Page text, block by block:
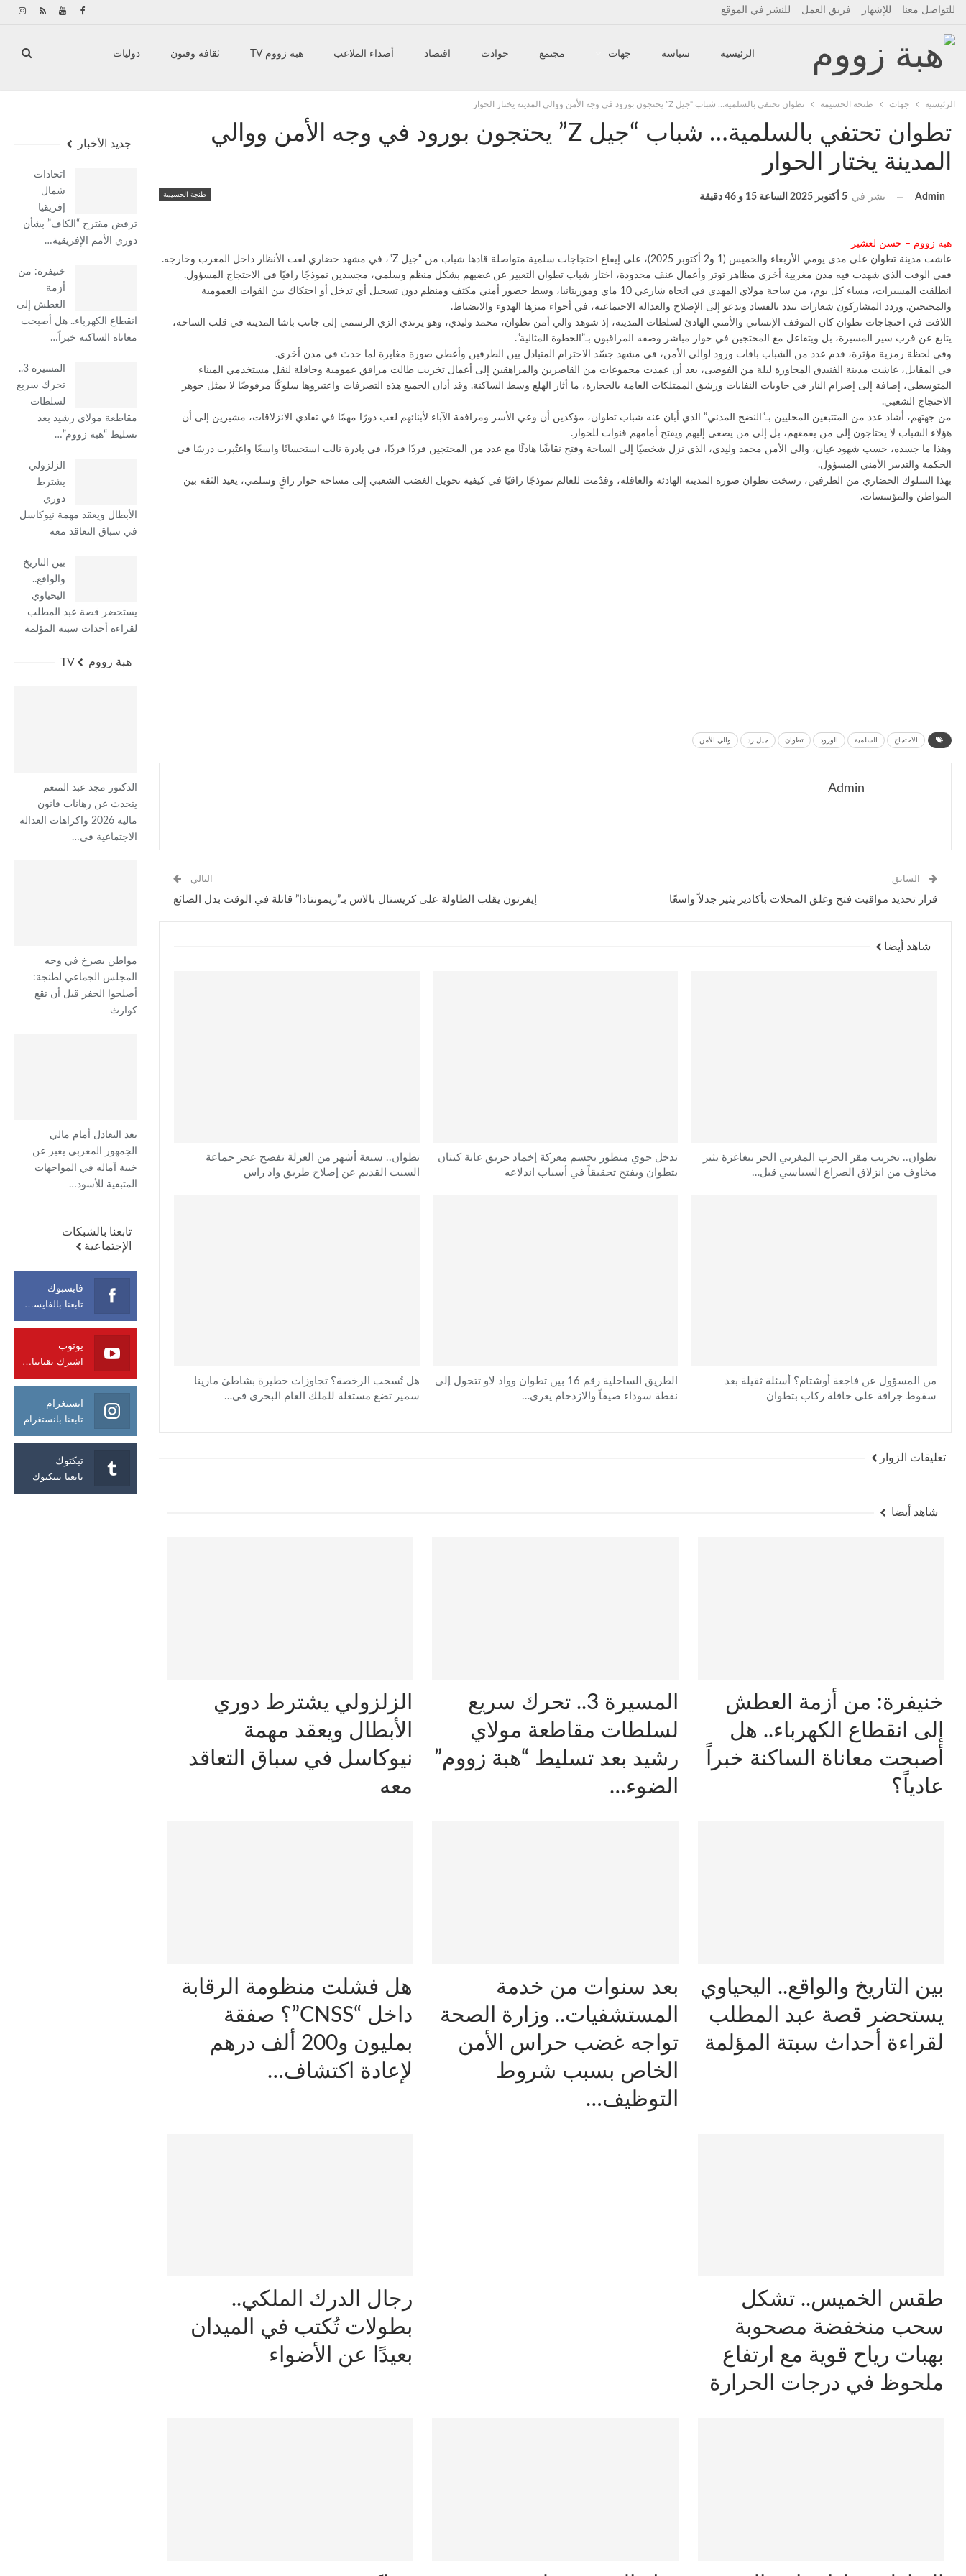
للتواصل معنا للإشهار فريق العمل للنشر في الموقع
الرئيسية سياسة جهات مجتمع حوادث اقتصاد أصداء الملاعب هبة زووم TV ثقافة وفنون دوليات
تدبر دقيقة تقارير شيء من الواقع
الرئيسية جهات طنجة الحسيمة تطوان تحتفي بالسلمية… شباب “جيل Z” يحتجون بورود في وجه الأمن ووالي المدينة يختار الحوار
تطوان تحتفي بالسلمية… شباب “جيل Z” يحتجون بورود في وجه الأمن ووالي
المدينة يختار الحوار
طنجة الحسيمة Admin نشر في 5 أكتوبر 2025 الساعة 15 و 46 دقيقة
هبة زووم – حسن لعشير
عاشت مدينة تطوان على مدى يومي الأربعاء والخميس (1 و2 أكتوبر 2025)، على إيقاع احتجاجات سلمية متواصلة قادها شباب من “جيل Z”، في مشهد حضاري لفت الأنظار داخل المغرب وخارجه.
ففي الوقت الذي شهدت فيه مدن مغربية أخرى مظاهر توتر وأعمال عنف محدودة، اختار شباب تطوان التعبير عن غضبهم بشكل منظم وسلمي، مجسدين نموذجًا راقيًا في الاحتجاج المسؤول.
انطلقت المسيرات، مساء كل يوم، من ساحة مولاي المهدي في اتجاه شارعي 10 ماي وموريتانيا، وسط حضور أمني مكثف ومنظم دون تسجيل أي تدخل أو احتكاك بين القوات العمومية
والمحتجين. وردد المشاركون شعارات تندد بالفساد وتدعو إلى الإصلاح والعدالة الاجتماعية، في أجواء ميزها الهدوء والانضباط.
اللافت في احتجاجات تطوان كان الموقف الإنساني والأمني الهادئ لسلطات المدينة، إذ شوهد والي أمن تطوان، محمد وليدي، وهو يرتدي الزي الرسمي إلى جانب باشا المدينة في قلب الساحة،
يتابع عن قرب سير المسيرة، بل ويتفاعل مع المحتجين في حوار مباشر وصفه المراقبون بـ”الخطوة المثالية”.
وفي لحظة رمزية مؤثرة، قدم عدد من الشباب باقات ورود لوالي الأمن، في مشهد جسّد الاحترام المتبادل بين الطرفين وأعطى صورة مغايرة لما حدث في مدن أخرى.
في المقابل، عاشت مدينة الفنيدق المجاورة ليلة من الفوضى، بعد أن عمدت مجموعات من القاصرين والمراهقين إلى أعمال تخريب طالت مرافق عمومية وحافلة لنقل مستخدمي الميناء
المتوسطي، إضافة إلى إضرام النار في حاويات النفايات ورشق الممتلكات العامة بالحجارة، ما أثار الهلع وسط الساكنة. وقد أدان الجميع هذه التصرفات واعتبروها سلوكًا مرفوضًا لا يمثل جوهر
الاحتجاج الشعبي.
من جهتهم، أشاد عدد من المتتبعين المحليين بـ”النضج المدني” الذي أبان عنه شباب تطوان، مؤكدين أن وعي الأسر ومرافقة الآباء لأبنائهم لعب دورًا مهمًا في تفادي الانزلاقات، مشيرين إلى أن
هؤلاء الشباب لا يحتاجون إلى من يقمعهم، بل إلى من يصغي إليهم ويفتح أمامهم قنوات للحوار.
وهذا ما جسده، حسب شهود عيان، والي الأمن محمد وليدي، الذي نزل شخصيًا إلى الساحة وفتح نقاشًا هادئًا مع عدد من المحتجين فردًا فردًا، في بادرة نالت استحسانًا واسعًا واعتُبرت درسًا في
الحكمة والتدبير الأمني المسؤول.
بهذا السلوك الحضاري من الطرفين، رسخت تطوان صورة المدينة الهادئة والعاقلة، وقدّمت للعالم نموذجًا راقيًا في كيفية تحويل الغضب الشعبي إلى مساحة حوار راقٍ وسلمي، يعيد الثقة بين
المواطن والمؤسسات.
الاحتجاج السلمية الورود تطوان جيل زد والي الأمن
Admin
السابق
قرار تحديد مواقيت فتح وغلق المحلات بأكادير يثير جدلاً واسعًا
التالي
إيفرتون يقلب الطاولة على كريستال بالاس بـ”ريمونتادا” قاتلة في الوقت بدل الضائع
شاهد أيضا
تطوان.. تخريب مقر الحزب المغربي الحر ببغاغزة يثير
مخاوف من انزلاق الصراع السياسي قبل…
تدخل جوي متطور يحسم معركة إخماد حريق غابة كيتان
بتطوان ويفتح تحقيقاً في أسباب اندلاعه
تطوان.. سبعة أشهر من العزلة تفضح عجز جماعة
السبت القديم عن إصلاح طريق واد راس
من المسؤول عن فاجعة أوشتام؟ أسئلة ثقيلة بعد
سقوط جرافة على حافلة ركاب بتطوان
الطريق الساحلية رقم 16 بين تطوان وواد لاو تتحول إلى
نقطة سوداء صيفاً والازدحام يعري…
هل تُسحب الرخصة؟ تجاوزات خطيرة بشاطئ مارينا
سمير تضع مستغلة للملك العام البحري في…
تعليقات الزوار
شاهد أيضا
خنيفرة: من أزمة العطش
إلى انقطاع الكهرباء.. هل
أصبحت معاناة الساكنة خبراً
عادياً؟
المسيرة 3.. تحرك سريع
لسلطات مقاطعة مولاي
رشيد بعد تسليط “هبة زووم”
الضوء…
الزلزولي يشترط دوري
الأبطال ويعقد مهمة
نيوكاسل في سباق التعاقد
معه
بين التاريخ والواقع.. اليحياوي
يستحضر قصة عبد المطلب
لقراءة أحداث سبتة المؤلمة
بعد سنوات من خدمة
المستشفيات.. وزارة الصحة
تواجه غضب حراس الأمن
الخاص بسبب شروط
التوظيف…
هل فشلت منظومة الرقابة
داخل “CNSS”؟ صفقة
بمليون و200 ألف درهم
لإعادة اكتشاف…
طقس الخميس.. تشكل
سحب منخفضة مصحوبة
بهبات رياح قوية مع ارتفاع
ملحوظ في درجات الحرارة
رجال الدرك الملكي..
بطولات تُكتب في الميدان
بعيدًا عن الأضواء
جديد الأخبار
اتحادات
شمال
إفريقيا
ترفض مقترح “الكاف” بشأن
دوري الأمم الإفريقية…
خنيفرة: من
أزمة
العطش إلى
انقطاع الكهرباء.. هل أصبحت
معاناة الساكنة خبراً…
المسيرة 3..
تحرك سريع
لسلطات
مقاطعة مولاي رشيد بعد
تسليط “هبة زووم”…
الزلزولي
يشترط
دوري
الأبطال ويعقد مهمة نيوكاسل
في سباق التعاقد معه
بين التاريخ
والواقع..
اليحياوي
يستحضر قصة عبد المطلب
لقراءة أحداث سبتة المؤلمة
هبة زووم TV
الدكتور مجد عبد المنعم
يتحدث عن رهانات قانون
مالية 2026 واكراهات العدالة
الاجتماعية في…
مواطن يصرخ في وجه
المجلس الجماعي لطنجة:
أصلحوا الحفر قبل أن تقع
كوارث
بعد التعادل أمام مالي
الجمهور المغربي يعبر عن
خيبة آماله في المواجهات
المتبقية للأسود…
تابعنا بالشبكات
الإجتماعية
فايسبوك
تابعنا بالفايسبوك
يوتوب
اشترك بقناتنا على يوتوب
انستغرام
تابعنا بانستغرام
تيكتوك
تابعنا بتيكتوك